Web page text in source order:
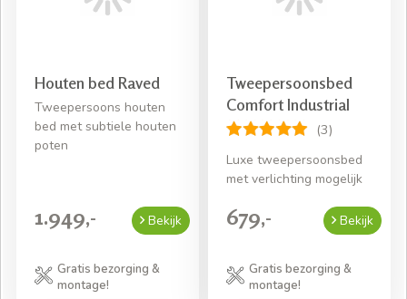
Houten bed Raved
Tweepersoons houten
bed met subtiele houten
poten
1.949,- Bekijk
Gratis bezorging &
montage!
Tweepersoonsbed
Comfort Industrial
(3)
Luxe tweepersoonsbed
met verlichting mogelijk
679,- Bekijk
Gratis bezorging &
montage!